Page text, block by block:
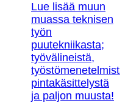
Lue lisää muun
muassa teknisen
työn
puutekniikasta;
työvälineistä,
pintakäsittelystä
ja paljon muusta!